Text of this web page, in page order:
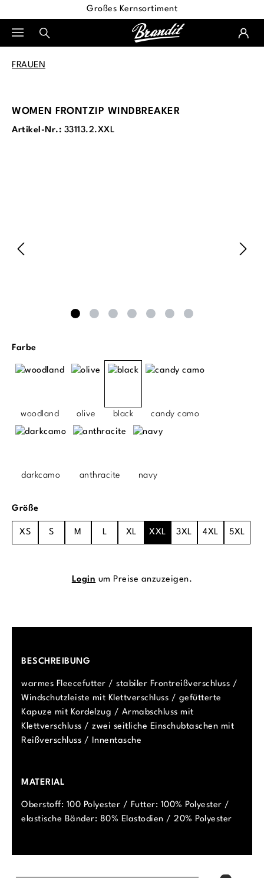
Großes Kernsortiment
FRAUEN
WOMEN FRONTZIP WINDBREAKER
Artikel-Nr.: 33113.2.XXL
Farbeauswählen
woodland olive black candy camo
darkcamo anthracite navy
Größeauswählen
XS S M L XL XXL 3XL 4XL 5XL
Login um Preise anzuzeigen.
BESCHREIBUNG
warmes Fleecefutter / stabiler Frontreißverschluss /
Windschutzleiste mit Klettverschluss / gefütterte
Kapuze mit Kordelzug / Armabschluss mit
Klettverschluss / zwei seitliche Einschubtaschen mit
Reißverschluss / Innentasche
MATERIAL
Oberstoff: 100 Polyester / Futter: 100% Polyester /
elastische Bänder: 80% Elastodien / 20% Polyester